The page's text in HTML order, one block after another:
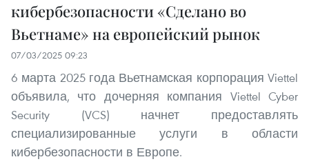
кибербезопасности «Сделано во
Вьетнаме» на европейский рынок
07/03/2025 09:23
6 марта 2025 года Вьетнамская корпорация Viettel
объявила, что дочерняя компания Viettel Cyber
Security (VCS) начнет предоставлять
специализированные услуги в области
кибербезопасности в Европе.